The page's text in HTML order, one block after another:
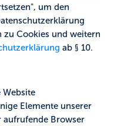
um den
Cookies und weitern
ab § 10.
Website
Elemente unserer
aufrufende Browser